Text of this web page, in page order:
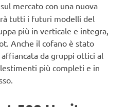
mercato con una nuova
tutti i futuri modelli del
più in verticale e integra,
Anche il cofano è stato
da gruppi ottici al
più completi e in